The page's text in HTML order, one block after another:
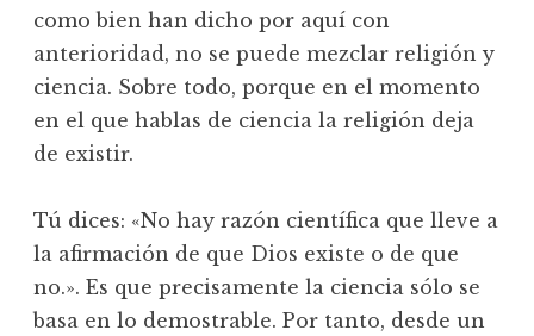
como bien han dicho por aquí con
anterioridad, no se puede mezclar religión y
ciencia. Sobre todo, porque en el momento
en el que hablas de ciencia la religión deja
de existir.
Tú dices: «No hay razón científica que lleve a
la afirmación de que Dios existe o de que
no.». Es que precisamente la ciencia sólo se
basa en lo demostrable. Por tanto, desde un